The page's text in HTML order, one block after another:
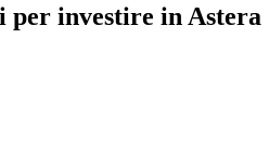
per investire in Astera